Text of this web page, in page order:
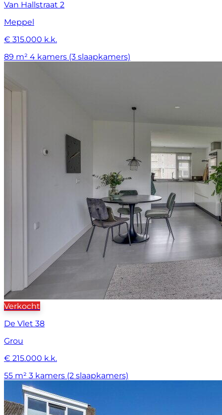
Van Hallstraat 2
Meppel
€ 315.000 k.k.
89 m² 4 kamers (3 slaapkamers)
Verkocht
De Vlet 38
Grou
€ 215.000 k.k.
55 m² 3 kamers (2 slaapkamers)